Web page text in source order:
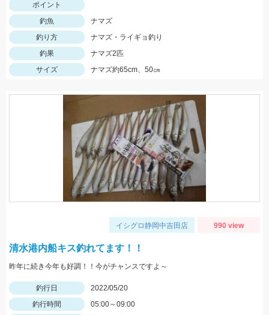
ポイント
釣魚
ナマズ
釣り方
ナマズ・ライギョ釣り
釣果
ナマズ2匹
サイズ
ナマズ約65cm、50㎝
イシグロ静岡中吉田店 990 view
清水港内船キス釣れてます！！
昨年に続き今年も好調！！今がチャンスですよ～
釣行日
2022/05/20
釣行時間
05:00～09:00